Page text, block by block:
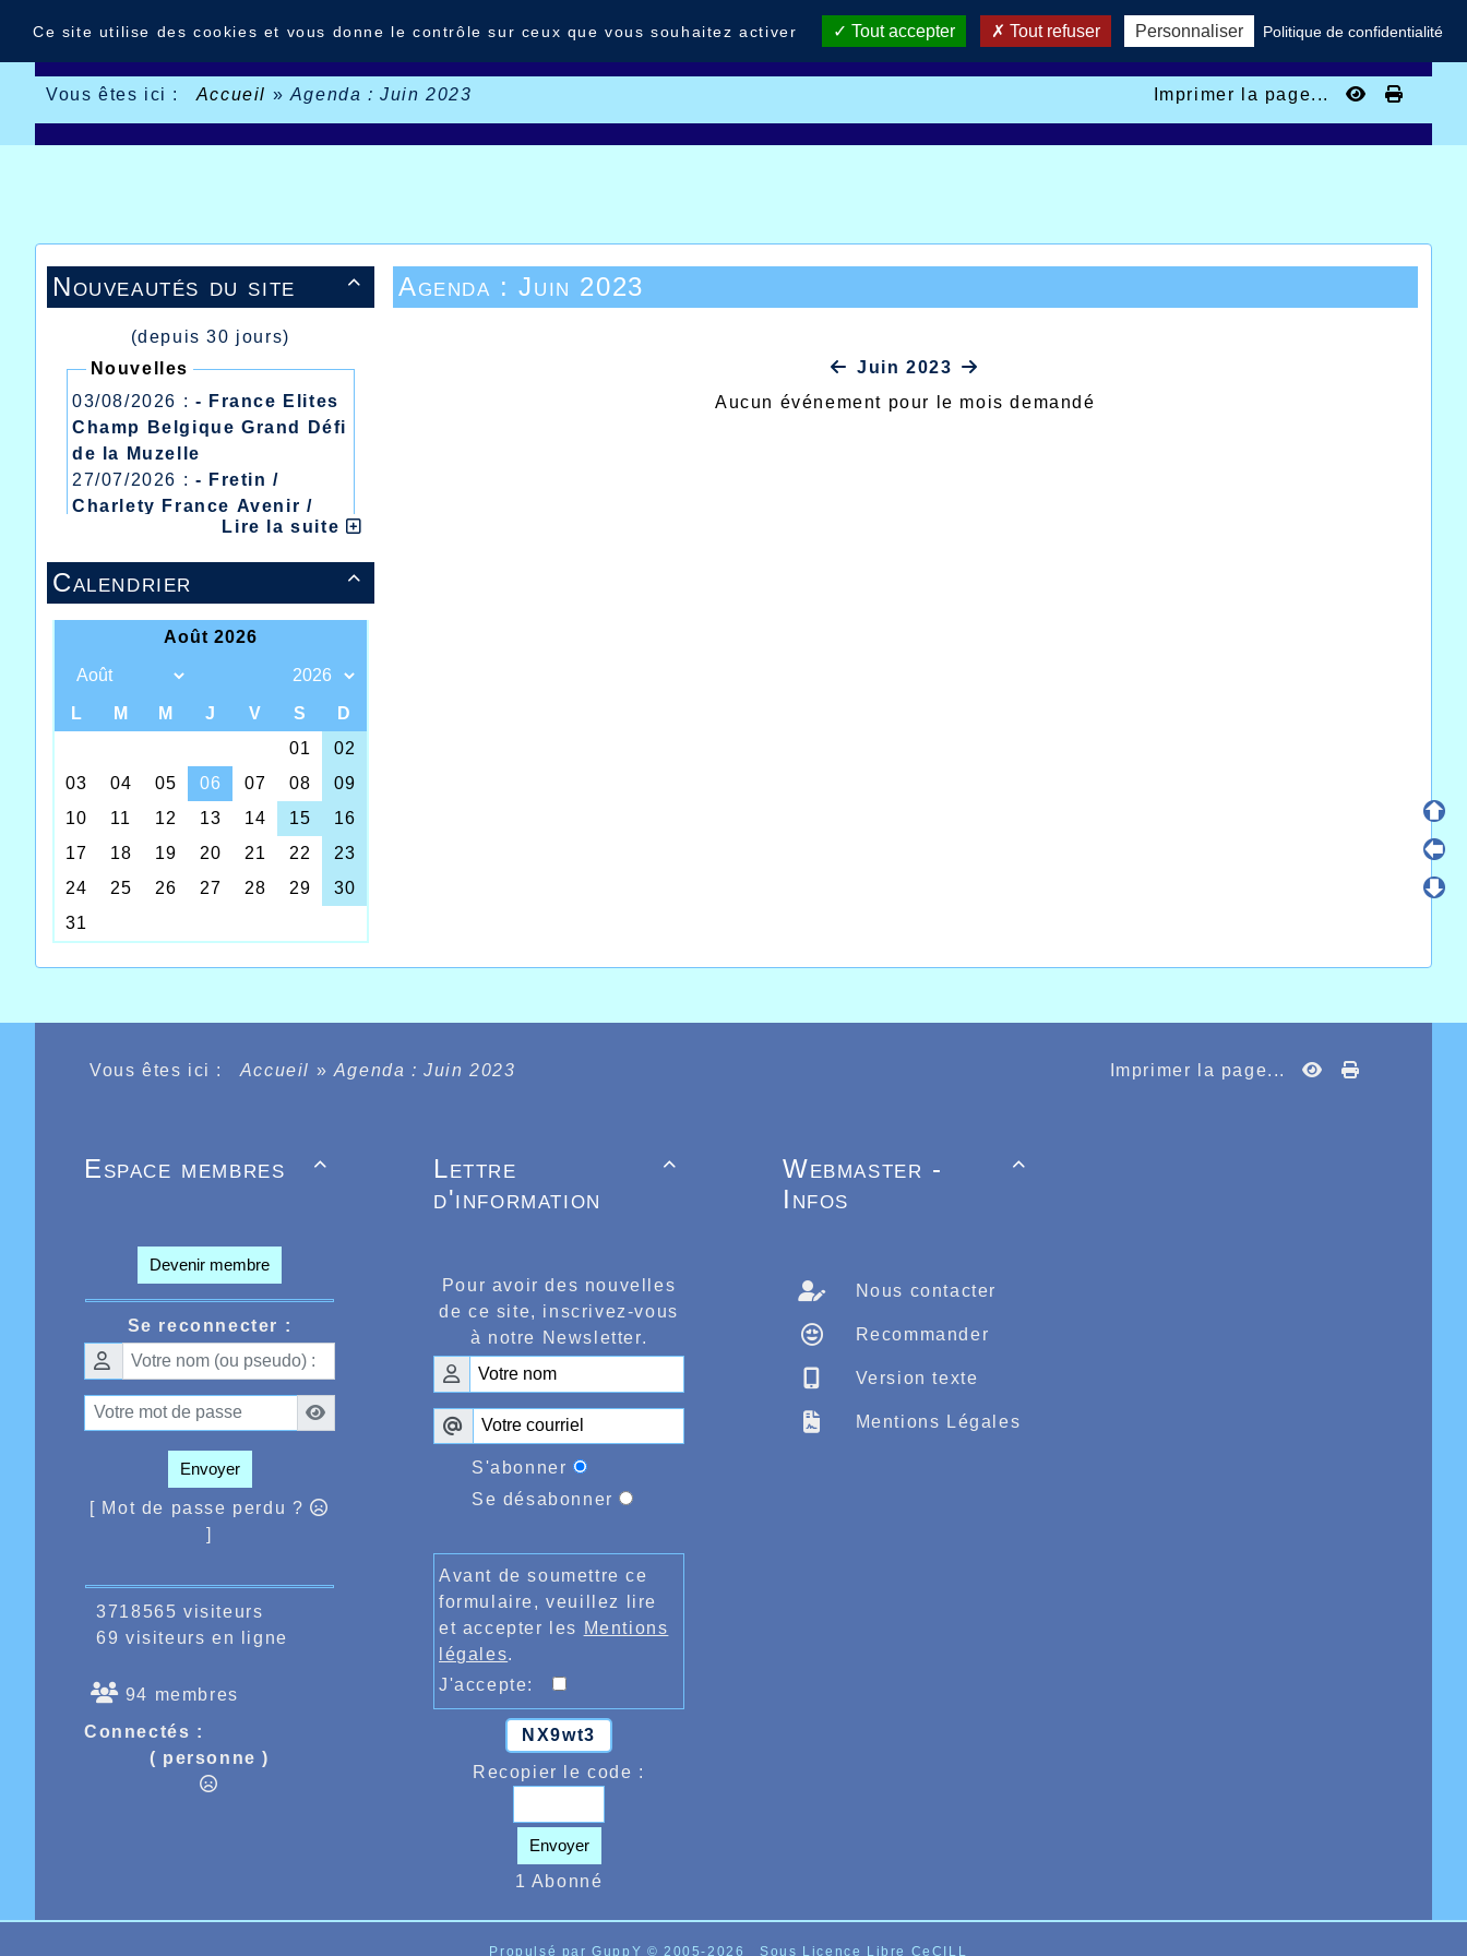
Vous êtes ici : Accueil » Agenda : Juin 2023 Imprimer la page...

Nouveautés du site
(depuis 30 jours)
Nouvelles
03/08/2026 : - France Elites
Champ Belgique Grand Défi
de la Muzelle
27/07/2026 : - Fretin /
Charlety France Avenir /
Heusden Zolder
20/07/2026 :- Courtrai /
Mont des Cats
Meeting Abeilles /
Régionaux /
Lire la suite

Calendrier
Agenda : Juin 2023
Juin 2023
Aucun événement pour le mois demandé
Vous êtes ici : Accueil » Agenda : Juin 2023 Imprimer la page...

Espace membres
Devenir membre
Se reconnecter :
Envoyer
[ Mot de passe perdu ?
]
3718565 visiteurs
69 visiteurs en ligne
94 membres
Connectés :
( personne )

Lettre
d'information
Pour avoir des nouvelles
de ce site, inscrivez-vous
à notre Newsletter.
S'abonner
Se désabonner
Avant de soumettre ce
formulaire, veuillez lire
et accepter les Mentions
légales.
J'accepte:
NX9wt3
Recopier le code :
Envoyer
1 Abonné

Webmaster -
Infos
Nous contacter
Recommander
Version texte
Mentions Légales
Propulsé par GuppY © 2005-2026 Sous Licence Libre CeCILL
Ce site utilise des cookies et vous donne le contrôle sur ceux que vous souhaitez activer Tout accepter Tout refuser Personnaliser Politique de confidentialité